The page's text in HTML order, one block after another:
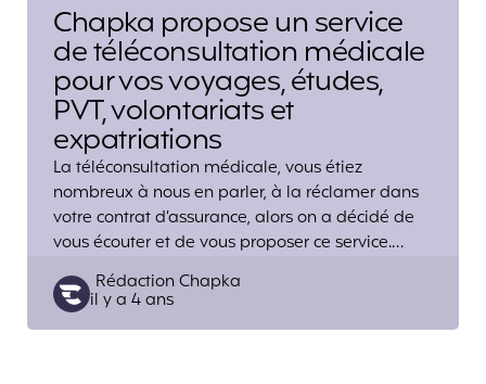
Chapka propose un service
de téléconsultation médicale
pour vos voyages, études,
PVT, volontariats et
expatriations
La téléconsultation médicale, vous étiez
nombreux à nous en parler, à la réclamer dans
votre contrat d’assurance, alors on a décidé de
vous écouter et de vous proposer ce service.…
Posted
by
Rédaction Chapka
il y a 4 ans